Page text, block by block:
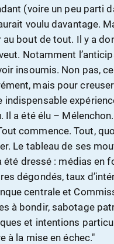
(voire un peu parti
voulu davantage.
bout de tout. Il y a
Notamment
insoumis. Non pas,
mais pour
indispensable
Il a été élu –
commence. Tout,
Le tableau de ses
été dressé : médias en
dégondés, taux
centrale et
à bondir, sabotage
et intentions
à la mise en échec."